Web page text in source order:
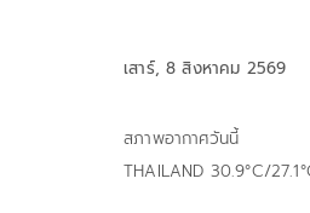
เสาร์, 8 สิงหาคม 2569
สภาพอากาศวันนี้
THAILAND 30.9°C/